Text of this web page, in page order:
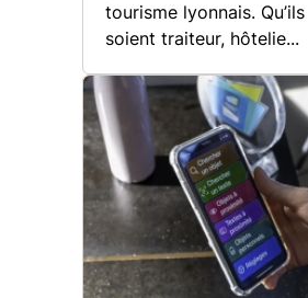
tourisme lyonnais. Qu’ils
soient traiteur, hôtelie...